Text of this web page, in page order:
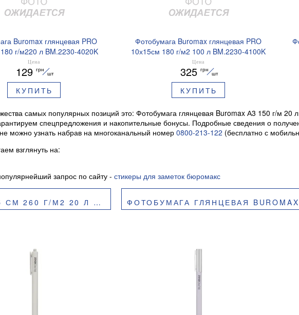
Buromax глянцевая PRO
г/м220 л BM.2230-4020K
Цена
129 грн
шт
КУПИТЬ
Фотобумага Buromax глянцевая PRO
10х15см 180 г/м2 100 л BM.2230-4100K
Цена
325 грн
шт
КУПИТЬ
самых популярных позиций это: Фотобумага глянцевая Buromax А3 150 г/м 20
спецпредложения и накопительные бонусы. Подробные сведения о
можно узнать набрав на многоканальный номер 0800-213-122 (бесплатно с
взглянуть на:
запрос по сайту - стикеры для заметок бюромакс
20 Л BM.2230-7020 ФОТОБУМАГА ГЛЯНЦЕВАЯ BUROMAX А3